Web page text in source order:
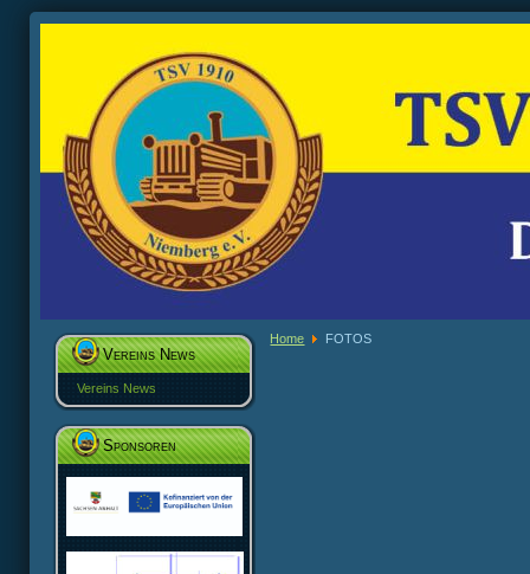
Vereins News
Vereins News
Sponsoren
Home FOTOS